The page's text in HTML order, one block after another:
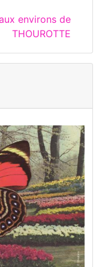
environs de
THOUROTTE